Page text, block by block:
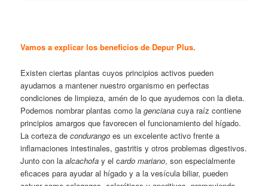
Vamos a explicar los beneficios de Depur Plus.
Existen ciertas plantas cuyos principios activos pueden
ayudarnos a mantener nuestro organismo en perfectas
condiciones de limpieza, amén de lo que ayudemos con la dieta.
Podemos nombrar plantas como lagenciana cuya raíz contiene
principios amargos que favorecen el funcionamiento del hígado.
La corteza decondurango es un excelente activo frente a
inflamaciones intestinales, gastritis y otros problemas digestivos.
Junto con laalcachofa y el cardo mariano, son especialmente
eficaces para ayudar al hígado y a la vesícula biliar, pueden